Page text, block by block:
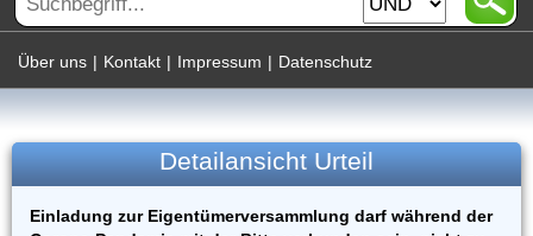
Über uns | Kontakt | Impressum | Datenschutz
Detailansicht Urteil
Einladung zur Eigentümerversammlung darf während der